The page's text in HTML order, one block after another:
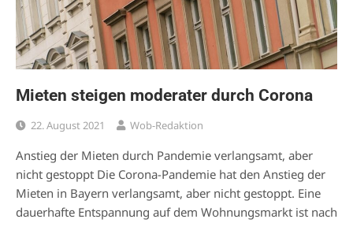
Mieten steigen moderater durch Corona
22. August 2021 Wob-Redaktion
Anstieg der Mieten durch Pandemie verlangsamt, aber
nicht gestoppt Die Corona-Pandemie hat den Anstieg der
Mieten in Bayern verlangsamt, aber nicht gestoppt. Eine
dauerhafte Entspannung auf dem Wohnungsmarkt ist nach